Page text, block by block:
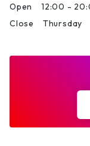
Open 12:00 -
Close Thursday